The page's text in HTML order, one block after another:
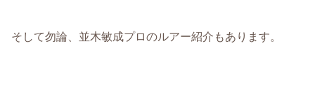
そして勿論、並木敏成プロのルアー紹介もあります。